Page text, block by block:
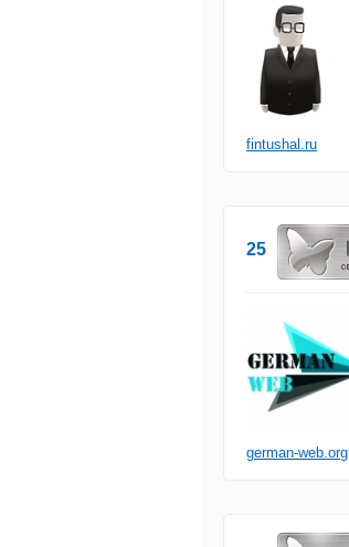
fintushal.ru
25
german-web.org